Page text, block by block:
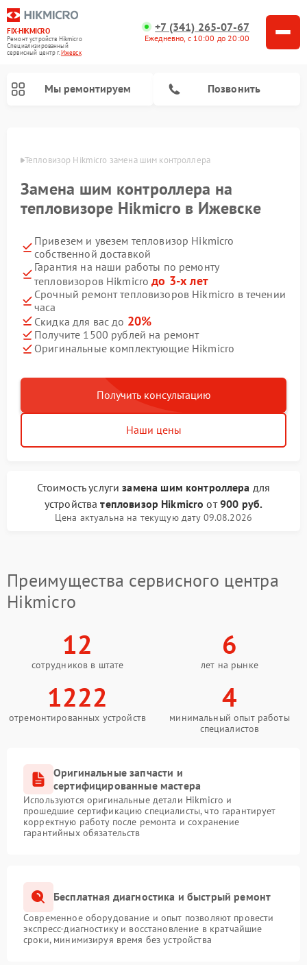
FIX-HIKMICRO
Ремонт устройств Hikmicro
Специализированный
cервисный центр г.Ижевск
+7 (341) 265-07-67
Ежедневно, с 10:00 до 20:00
Мы ремонтируем Позвонить
Тепловизор Hikmicro замена шим контроллера
Замена шим контроллера на
тепловизоре Hikmicro в Ижевске
Привезем и увезем тепловизор Hikmicro
собственной доставкой
Гарантия на наши работы по ремонту
тепловизоров Hikmicroдо 3-х лет
Срочный ремонт тепловизоров Hikmicro в течении
часа
Скидка для вас до 20%
Получите 1500 рублей на ремонт
Оригинальные комплектующие Hikmicro
Получить консультацию
Наши цены
Стоимость услугизамена шим контроллера для
устройстватепловизор Hikmicro от900 руб.
Цена актуальна на текущую дату 09.08.2026
Преимущества сервисного центра
Hikmicro
12
сотрудников в штате
6
лет на рынке
1222
отремонтированных устройств
4
минимальный опыт работы
специалистов
Оригинальные запчасти и
сертифицированные мастера
Используются оригинальные детали Hikmicro и
прошедшие сертификацию специалисты, что гарантирует
корректную работу после ремонта и сохранение
гарантийных обязательств
Бесплатная диагностика и быстрый ремонт
Современное оборудование и опыт позволяют провести
экспресс-диагностику и восстановление в кратчайшие
сроки, минимизируя время без устройства